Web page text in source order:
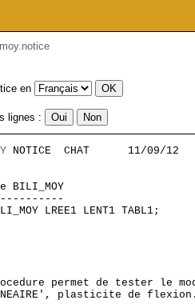
en
lignes :
NOTICE  CHAT      11/
BILI_MOY
LREE1 LENT1 TABL1;
permet de tester le
plasticite de flexion.